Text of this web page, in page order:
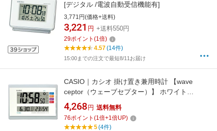
[デジタル /電波自動受信機能有]
3,771円(価格+送料)
3,221 円 +送料550円
29ポイント (1倍)
4.57(14件)
15:00までの注文で最短8/11お届け
CASIO｜カシオ 掛け置き兼用時計 【wave
ceptor（ウェーブセプター）】 ホワイト
IDL140J7JF [電波自動受信機能有][IDL140J7JF]
4,268 円 送料無料
76ポイント (1倍+1倍UP)
5(4件)